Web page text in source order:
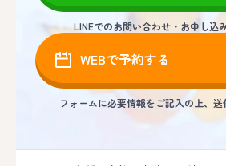
LINEでのお問い合わせ・お申し込
WEBで予約する
フォームに必要情報をご記入の上、送